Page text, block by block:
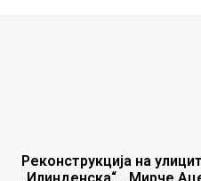
Реконструкција на